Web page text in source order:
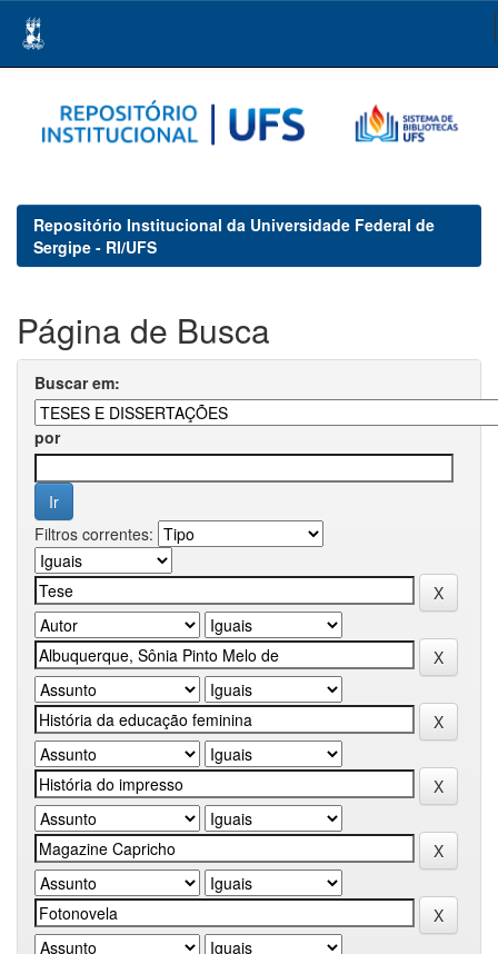
navigation
Repositório Institucional da Universidade Federal de
Sergipe - RI/UFS
Página de Busca
Buscar em:
por
Filtros correntes: